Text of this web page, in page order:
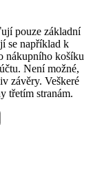
pouze základní
se například k
nákupního košíku
Není možné,
závěry. Veškeré
třetím stranám.